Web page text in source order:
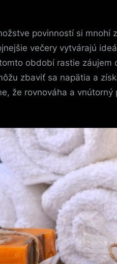
povinností si
večery vytvárajú
období rastie
zbaviť sa napätia a
že rovnováha a